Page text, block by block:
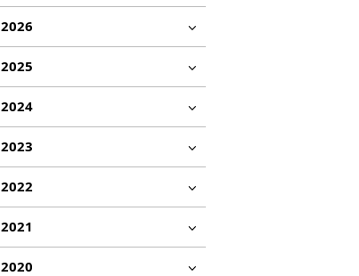
2026
2025
2024
2023
2022
2021
2020